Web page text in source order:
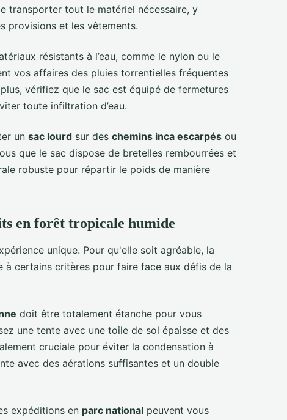
transporter tout le matériel nécessaire, y
provisions et les vêtements.
résistants à l’eau, comme le nylon ou le
vos affaires des pluies torrentielles fréquentes
vérifiez que le sac est équipé de fermetures
toute infiltration d’eau.
un sac lourd sur des chemins inca escarpés ou
que le sac dispose de bretelles rembourrées et
robuste pour répartir le poids de manière
en forêt tropicale humide
unique. Pour qu'elle soit agréable, la
à certains critères pour faire face aux défis de la
doit être totalement étanche pour vous
une tente avec une toile de sol épaisse et des
cruciale pour éviter la condensation à
avec des aérations suffisantes et un double
expéditions en parc national peuvent vous